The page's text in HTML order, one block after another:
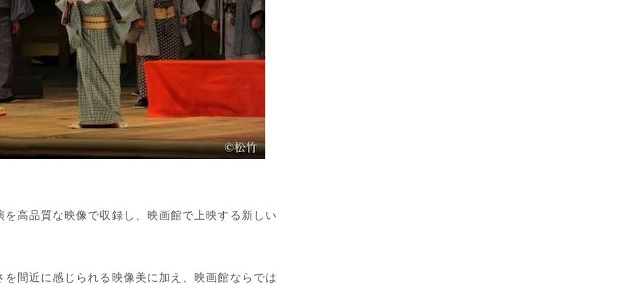
高品質な映像で収録し、映画館で上映する新しい
間近に感じられる映像美に加え、映画館ならでは